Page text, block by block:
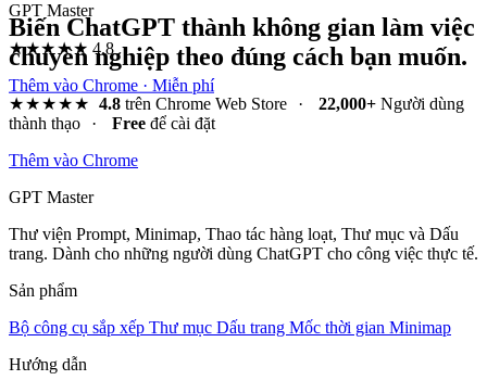
GPT Master
★★★★★ 4.8
Thêm vào Chrome · Miễn phí
Biến ChatGPT thành không gian làm việc
chuyên nghiệp theo đúng cách bạn muốn.
★★★★★ 4.8trên Chrome Web Store · 22,000+Người dùng
thành thạo
· Free để cài đặt
Thêm vào Chrome
GPT Master
Thư viện Prompt, Minimap, Thao tác hàng loạt, Thư mục và Dấu
trang. Dành cho những người dùng ChatGPT cho công việc thực tế.
Sản phẩm
Bộ công cụ sắp xếp Thư mục Dấu trang Mốc thời gian Minimap
Hướng dẫn